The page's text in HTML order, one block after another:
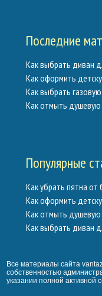
Последние
Как выбрать диван
Как оформить
Как выбрать
Как отмыть душевую
Популярные
Как убрать пятна от
Как оформить
Как отмыть душевую
Как выбрать диван
Все материалы сайта
собственностью
указании полной активной